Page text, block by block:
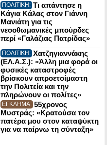
ΠΟΛΙΤΙΚΗ: Τι απάντησε η
Κάγια Κάλας στον Γιάννη
Μανιάτη για τις
νεοοθωμανικές μπούρδες
περί «Γαλάζιας Πατρίδας»
ΠΟΛΙΤΙΚΗ: Χατζηγιαννάκης
(ΕΛ.Α.Σ.): «Άλλη μια φορά οι
φυσικές καταστροφές
βρίσκουν απροετοίμαστη
την Πολιτεία και την
πληρώνουν οι πολίτες»
ΕΓΚΛΗΜΑ: 55χρονος
Μυστράς: «Κρατούσα τον
πατέρα μου στον καταψύκτη
για να παίρνω τη σύνταξη»